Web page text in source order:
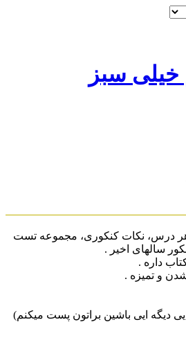
خیلی سبز
درس، نکات کنکوری، مجموعه تست
سالهای اخیر .
داره .
و تمیزه .
دیگه ایی باشین براتون پست میکنم)